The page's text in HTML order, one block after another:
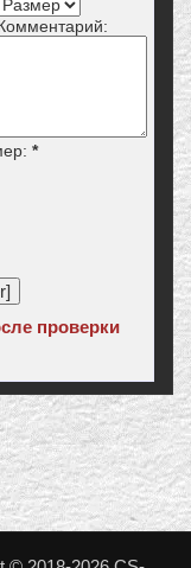
*
проверки